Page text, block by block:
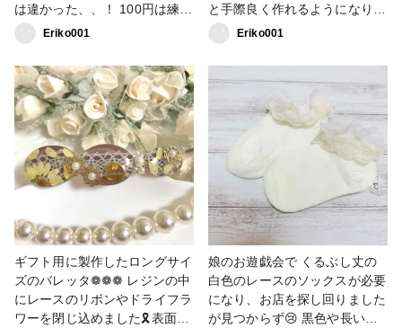
は違かった、、！ 100円は練習
用、オリンパスは本番用にしよ
うᕦ(ò_óˇ)ᕤ ピアスにしてみよ
うかな〜 #タティングレース
#レース
Eriko001
と手際良く作れるようになりた
いᕦ(ò_óˇ)ᕤ #タティングレース
#レース
Eriko001
ギフト用に製作したロングサイ
ズのバレッタ❁❁❁ レジンの中
にレースのリボンやドライフラ
ワーを閉じ込めました🎗表面に
娘のお遊戯会で くるぶし丈の
白色のレースのソックスが必要
になり、お店を探し回りました
が見つからず😢 黒色や長い丈